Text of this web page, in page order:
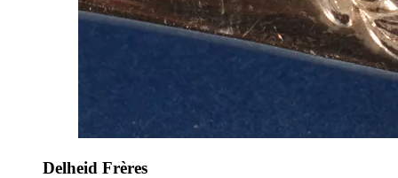
Delheid Frères